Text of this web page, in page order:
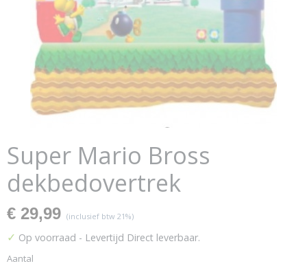
Super Mario Bross
dekbedovertrek
€ 29,99 (inclusief btw 21%)
✓ Op voorraad - Levertijd Direct leverbaar.
Aantal